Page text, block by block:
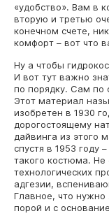
«удобство». Вам в
вторую и третью
конечном счете,
комфорт – вот что
Ну а чтобы
И вот тут важно
по порядку. Сам по
Этот материал
изобретен в 1930
дорогостоящему
дайвинга из этого
спустя в 1953
такого костюма. Не
технологических
адгезии,
Главное, что нужно
порой и с